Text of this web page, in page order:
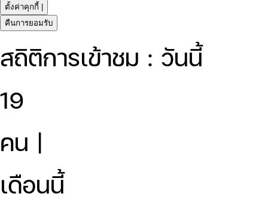
ตั้งค่าคุกกี้ |
คืนการยอมรับ
สถิติการเข้าชม : วันนี้
19
คน |
เดือนนี้